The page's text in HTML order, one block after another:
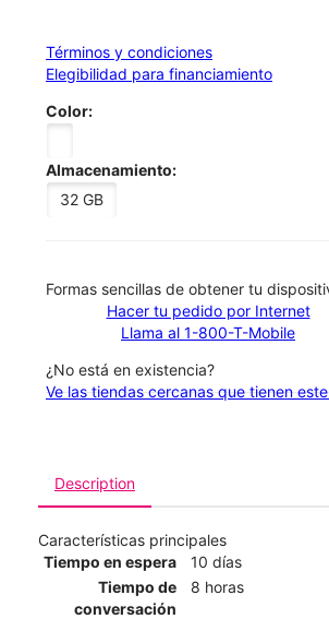
Términos y condiciones
Elegibilidad para financiamiento
Color:
Almacenamiento:
32 GB
​​​​​​​Formas sencillas de obtener tu
Hacer tu pedido por Internet
Llama al 1-800-T-Mobile
¿No está en existencia?
Ve las tiendas cercanas que tienen
Description
Características principales
Tiempo en espera
10 días
Tiempo de
conversación
8 horas